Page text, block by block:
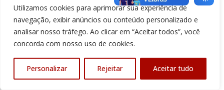
Utilizamos cookies para aprimorar sua experiência de
navegação, exibir anúncios ou conteúdo personalizado e
analisar nosso tráfego. Ao clicar em “Aceitar todos”, você
concorda com nosso uso de cookies.
Personalizar Rejeitar Aceitar tudo